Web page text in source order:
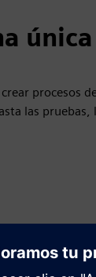
procesos
las pruebas,